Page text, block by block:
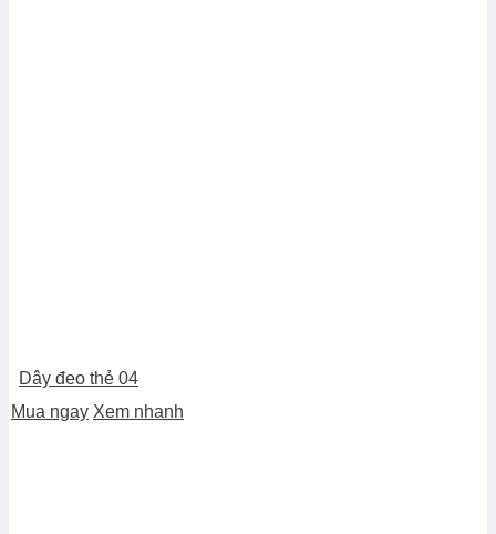
Dây đeo thẻ 04
Mua ngay Xem nhanh